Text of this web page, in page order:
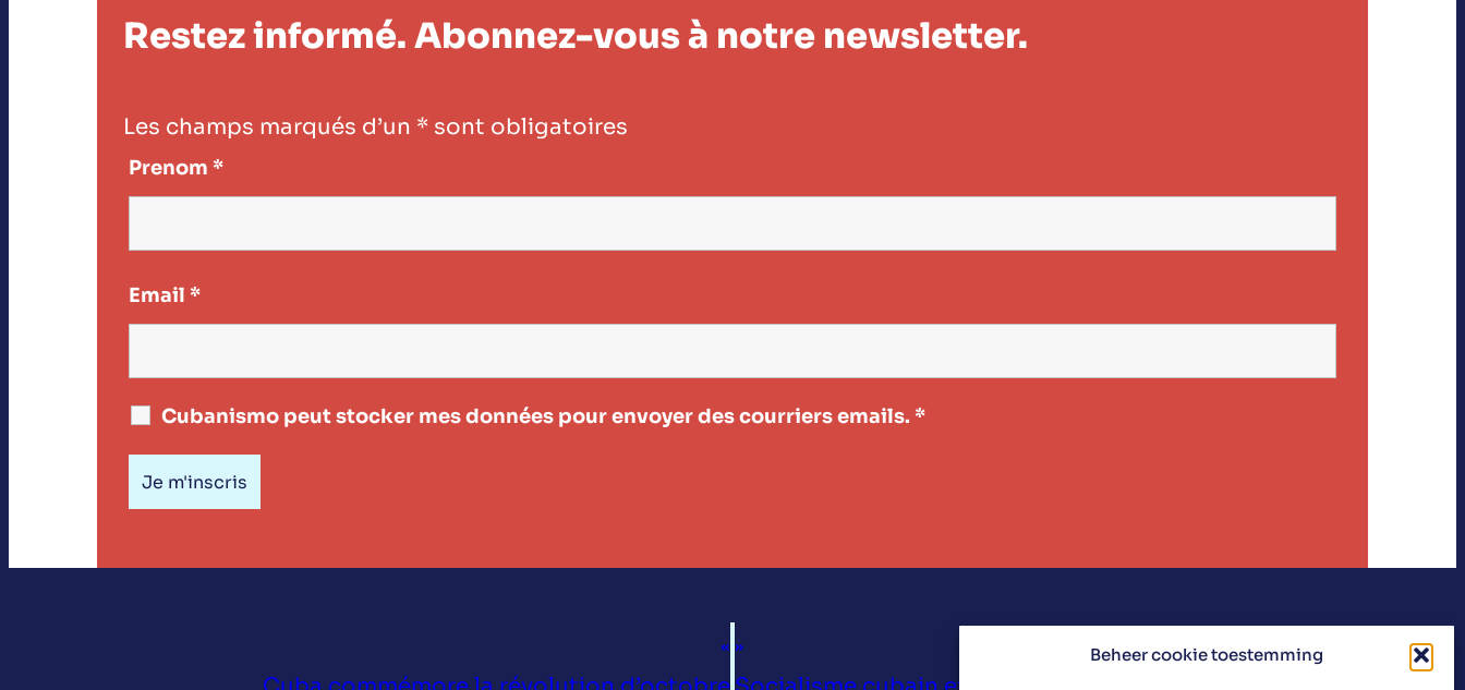
Beheer cookie toestemming
Restez informé. Abonnez-vous à notre newsletter.
Les champs marqués d’un *sont obligatoires
Prenom *
Email *
Cubanismo peut stocker mes données pour envoyer des courriers emails. *
« »